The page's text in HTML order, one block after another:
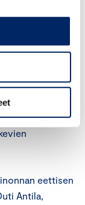
neuvosto
eettisen
Antila,